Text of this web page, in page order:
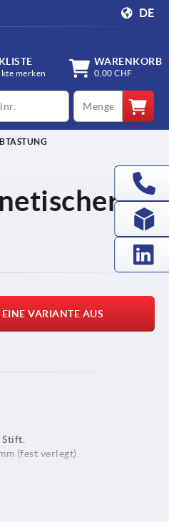
DE
merken
WARENKORB
0,00 CHF
qty
VARIANTE AUS
(fest verlegt).